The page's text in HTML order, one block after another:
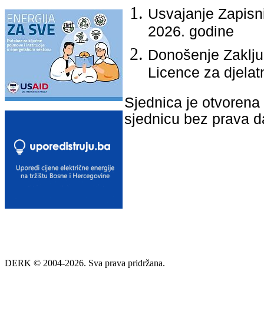
Usvajanje
2026. godine
Donošenje
Licence za
Sjednica je
sjednicu bez prava
DERK © 2004-2026. Sva prava pridržana.